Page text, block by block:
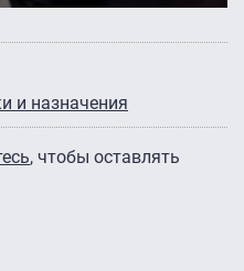
и назначения
, чтобы оставлять